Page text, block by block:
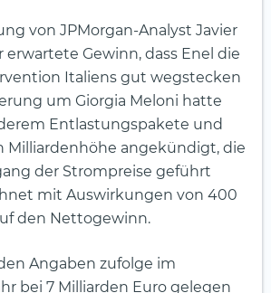
von JPMorgan-Analyst Javier
erwartete Gewinn, dass Enel die
Italiens gut wegstecken
um Giorgia Meloni hatte
Entlastungspakete und
Milliardenhöhe angekündigt, die
der Strompreise geführt
mit Auswirkungen von 400
den Nettogewinn.
Angaben zufolge im
bei 7 Milliarden Euro gelegen